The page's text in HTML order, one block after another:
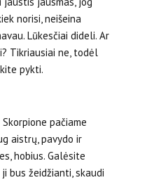
norisi, neišeina
Lūkesčiai dideli. Ar
Tikriausiai ne, todėl
pykti.
pačiame
aistrų, pavydo ir
hobius. Galėsite
bus žeidžianti, skaudi